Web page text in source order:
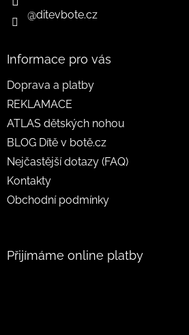
@ditevbote.cz
Informace pro vás
Doprava a platby
REKLAMACE
ATLAS dětských nohou
BLOG Dítě v botě.cz
Nejčastější dotazy (FAQ)
Kontakty
Obchodní podmínky
Přijímáme online platby